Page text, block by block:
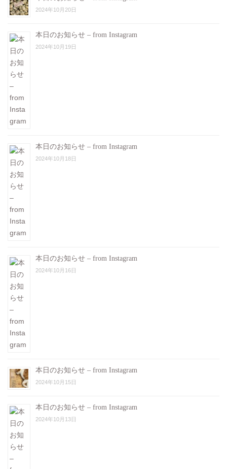
2024年10月20日
本日のお知らせ – from Instagram
2024年10月19日
本日のお知らせ – from Instagram
2024年10月18日
本日のお知らせ – from Instagram
2024年10月16日
本日のお知らせ – from Instagram
2024年10月15日
本日のお知らせ – from Instagram
2024年10月13日